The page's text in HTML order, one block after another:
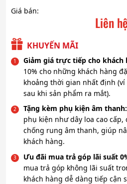
Giá bán:
Liên hệ
KHUYẾN MÃI
Giảm giá trực tiếp cho khách
10% cho những khách hàng
khoảng thời gian nhất định
sau khi sản phẩm ra mắt).
Tặng kèm phụ kiện âm thanh:
phụ kiện như dây loa cao
chống rung âm thanh, giúp
khách hàng.
Ưu đãi mua trả góp lãi suất
mua trả góp không lãi suất
khách hàng dễ dàng tiếp cận